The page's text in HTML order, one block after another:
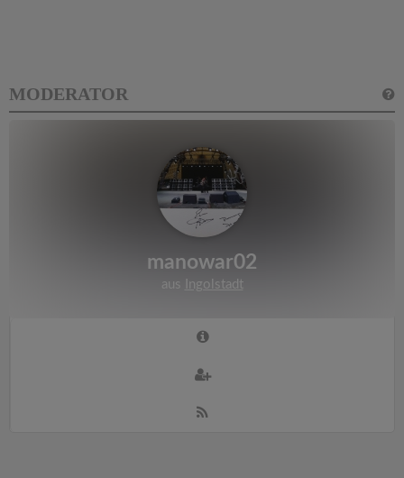
MODERATOR
manowar02
aus Ingolstadt